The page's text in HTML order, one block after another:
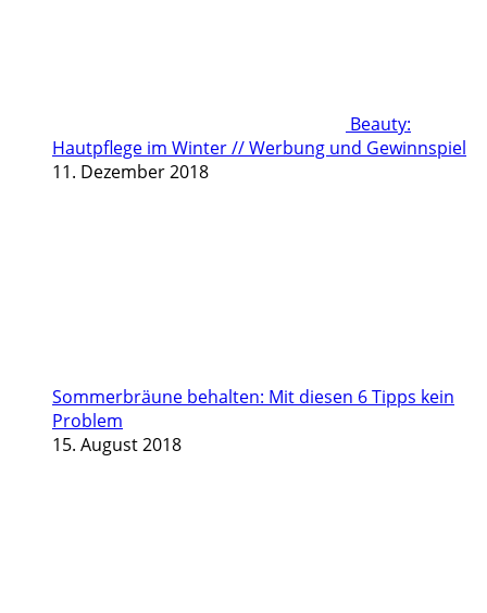
Beauty:
Hautpflege im Winter // Werbung und Gewinnspiel
11. Dezember 2018
Sommerbräune behalten: Mit diesen 6 Tipps kein
Problem
15. August 2018